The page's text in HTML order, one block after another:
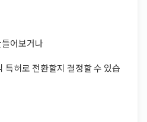
어보거나
특허로 전환할지 결정할 수 있습